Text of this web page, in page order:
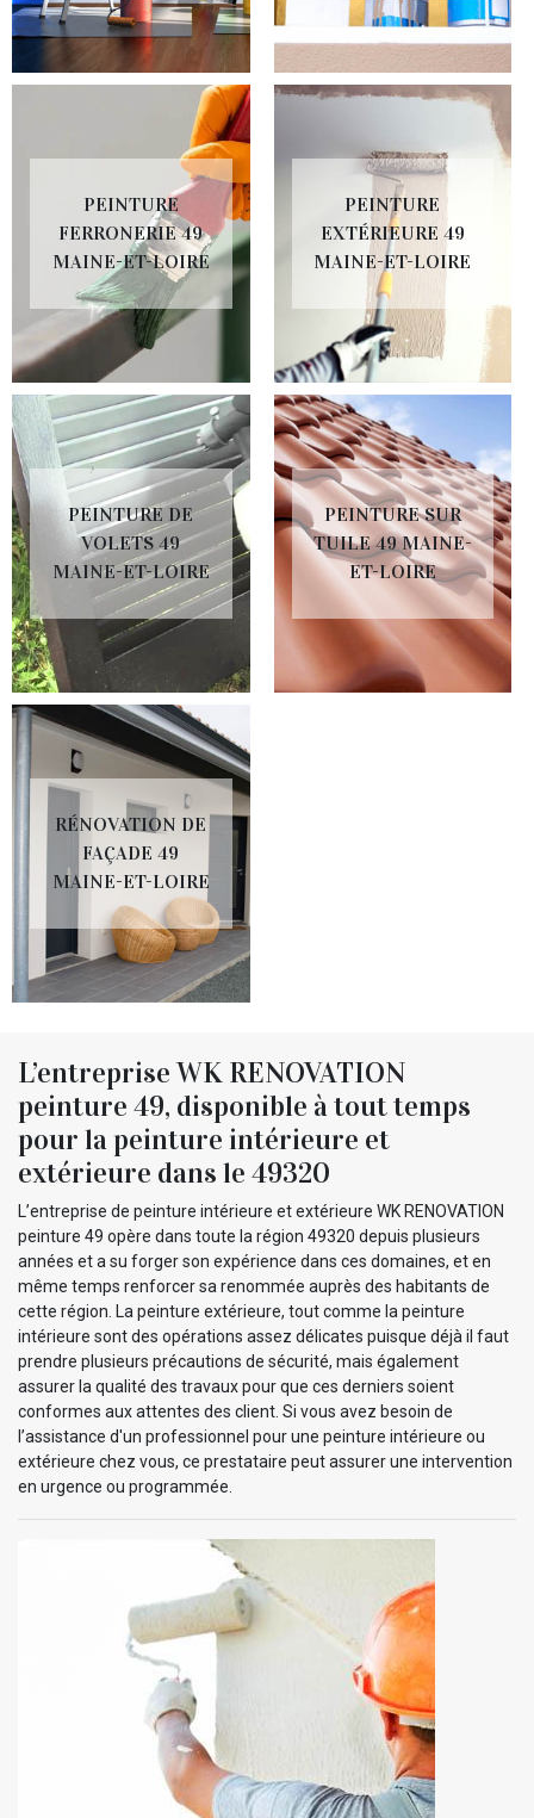
PEINTURE
FERRONERIE 49
MAINE-ET-LOIRE
PEINTURE
EXTÉRIEURE 49
MAINE-ET-LOIRE
PEINTURE DE
VOLETS 49
MAINE-ET-LOIRE
PEINTURE SUR
TUILE 49 MAINE-
ET-LOIRE
RÉNOVATION DE
FAÇADE 49
MAINE-ET-LOIRE
L’entreprise WK RENOVATION
peinture 49, disponible à tout temps
pour la peinture intérieure et
extérieure dans le 49320
L’entreprise de peinture intérieure et extérieure WK RENOVATION
peinture 49 opère dans toute la région 49320 depuis plusieurs
années et a su forger son expérience dans ces domaines, et en
même temps renforcer sa renommée auprès des habitants de
cette région. La peinture extérieure, tout comme la peinture
intérieure sont des opérations assez délicates puisque déjà il faut
prendre plusieurs précautions de sécurité, mais également
assurer la qualité des travaux pour que ces derniers soient
conformes aux attentes des client. Si vous avez besoin de
l’assistance d'un professionnel pour une peinture intérieure ou
extérieure chez vous, ce prestataire peut assurer une intervention
en urgence ou programmée.